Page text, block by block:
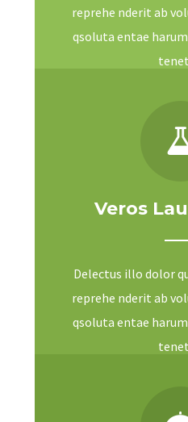
reprehe nderit ab
qsoluta entae
Veros
Delectus illo dolor
reprehe nderit ab
qsoluta entae